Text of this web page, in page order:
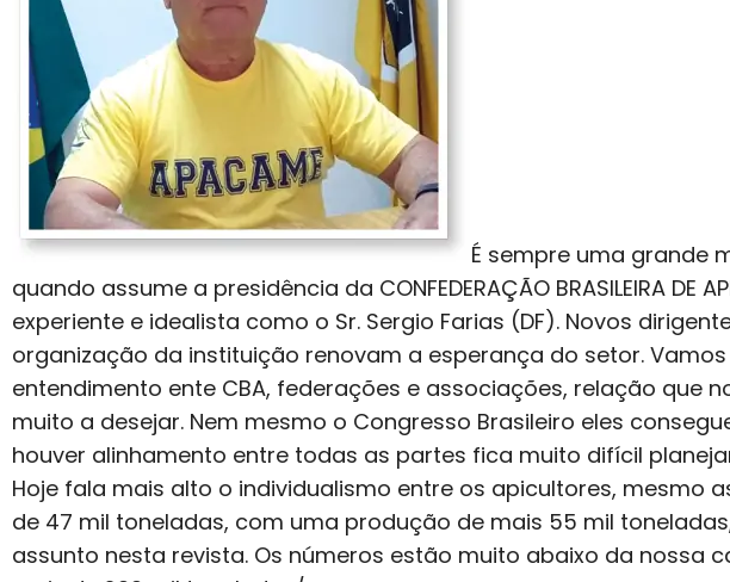
É sempre uma grande
quando assume a presidência da CONFEDERAÇÃO BRASILEIRA DE
experiente e idealista como o Sr. Sergio Farias (DF). Novos
organização da instituição renovam a esperança do setor.
entendimento ente CBA, federações e associações, relação que
muito a desejar. Nem mesmo o Congresso Brasileiro eles
houver alinhamento entre todas as partes fica muito difícil
Hoje fala mais alto o individualismo entre os apicultores, mesmo
de 47 mil toneladas, com uma produção de mais 55 mil
assunto nesta revista. Os números estão muito abaixo da nossa